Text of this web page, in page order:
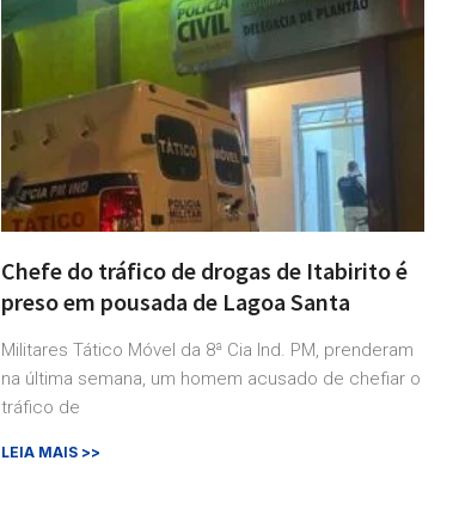
Chefe do tráfico de drogas de Itabirito é
preso em pousada de Lagoa Santa
Militares Tático Móvel da 8ª Cia Ind. PM, prenderam
na última semana, um homem acusado de chefiar o
tráfico de
LEIA MAIS >>